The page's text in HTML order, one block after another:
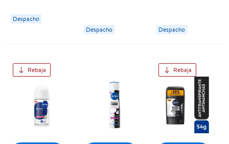
Hombre
Despacho
Despacho
Mujer
Despacho
Rebaja Rebaja